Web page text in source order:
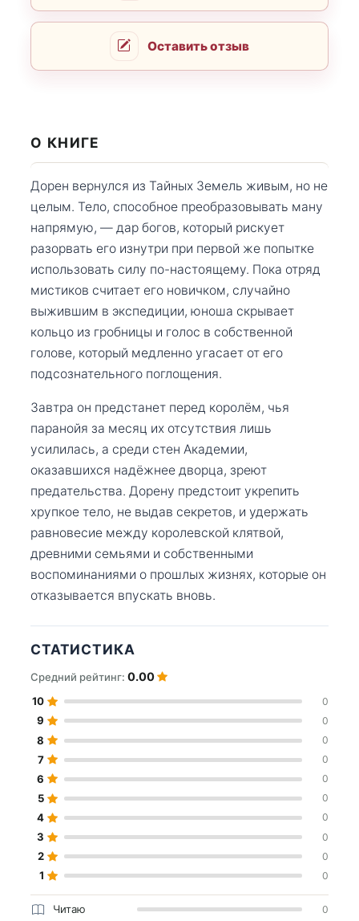
Оставить отзыв
О КНИГЕ
Дорен вернулся из Тайных Земель живым, но не
целым. Тело, способное преобразовывать ману
напрямую, — дар богов, который рискует
разорвать его изнутри при первой же попытке
использовать силу по-настоящему. Пока отряд
мистиков считает его новичком, случайно
выжившим в экспедиции, юноша скрывает
кольцо из гробницы и голос в собственной
голове, который медленно угасает от его
подсознательного поглощения.
Завтра он предстанет перед королём, чья
паранойя за месяц их отсутствия лишь
усилилась, а среди стен Академии,
оказавшихся надёжнее дворца, зреют
предательства. Дорену предстоит укрепить
хрупкое тело, не выдав секретов, и удержать
равновесие между королевской клятвой,
древними семьями и собственными
воспоминаниями о прошлых жизнях, которые он
отказывается впускать вновь.
СТАТИСТИКА
Средний рейтинг: 0.00
10 0
9 0
8 0
7 0
6 0
5 0
4 0
3 0
2 0
1 0
Читаю 0